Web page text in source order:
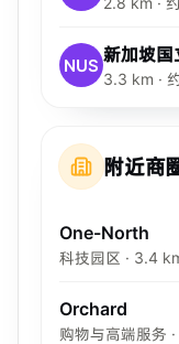
NUS 新加坡国
3.3 km ·
附近商
One-North
科技园区 · 3.4
Orchard
购物与高端服务